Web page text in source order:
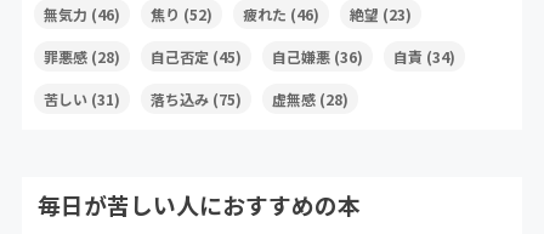
無気力 (46) 焦り (52) 疲れた (46) 絶望 (23)
罪悪感(28) 自己否定 (45) 自己嫌悪(36) 自責 (34)
苦しい(31) 落ち込み(75) 虚無感(28)
毎日が苦しい人におすすめの本